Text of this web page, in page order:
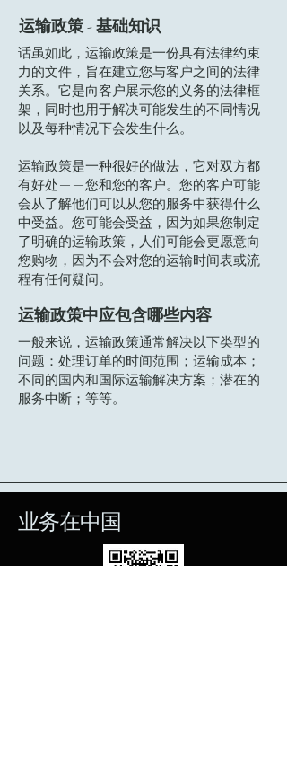
运输政策 - 基础知识
话虽如此，运输政策是一份具有法律约束
力的文件，旨在建立您与客户之间的法律
关系。它是向客户展示您的义务的法律框
架，同时也用于解决可能发生的不同情况
以及每种情况下会发生什么。
运输政策是一种很好的做法，它对双方都
有好处——您和您的客户。您的客户可能
会从了解他们可以从您的服务中获得什么
中受益。您可能会受益，因为如果您制定
了明确的运输政策，人们可能会更愿意向
您购物，因为不会对您的运输时间表或流
程有任何疑问。
运输政策中应包含哪些内容
一般来说，运输政策通常解决以下类型的
问题：处理订单的时间范围；运输成本；
不同的国内和国际运输解决方案；潜在的
服务中断；等等。
业务在中国